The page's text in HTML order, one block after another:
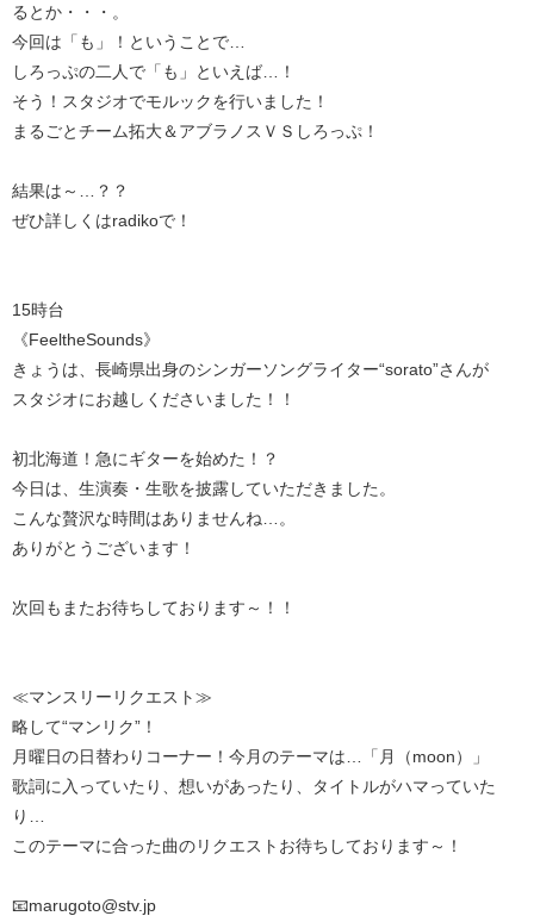
るとか・・・。
今回は「も」！ということで…
しろっぷの二人で「も」といえば…！
そう！スタジオでモルックを行いました！
まるごとチーム拓大＆アブラノスＶＳしろっぷ！
結果は～…？？
ぜひ詳しくはradikoで！
15時台
《FeeltheSounds》
きょうは、長崎県出身のシンガーソングライター“sorato”さんが
スタジオにお越しくださいました！！
初北海道！急にギターを始めた！？
今日は、生演奏・生歌を披露していただきました。
こんな贅沢な時間はありませんね…。
ありがとうございます！
次回もまたお待ちしております～！！
≪マンスリーリクエスト≫
略して“マンリク”！
月曜日の日替わりコーナー！今月のテーマは…「月（moon）」
歌詞に入っていたり、想いがあったり、タイトルがハマっていた
り…
このテーマに合った曲のリクエストお待ちしております～！
📧marugoto@stv.jp